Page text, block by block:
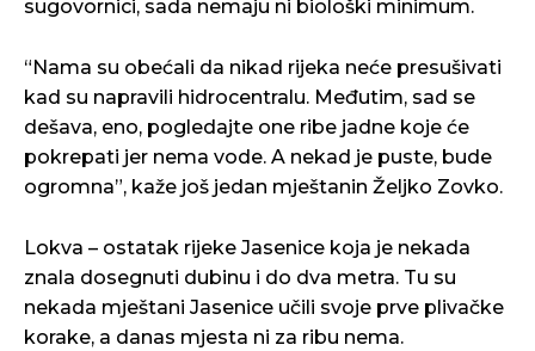
sugovornici, sada nemaju ni biološki minimum.
“Nama su obećali da nikad rijeka neće presušivati
kad su napravili hidrocentralu. Međutim, sad se
dešava, eno, pogledajte one ribe jadne koje će
pokrepati jer nema vode. A nekad je puste, bude
ogromna”, kaže još jedan mještanin Željko Zovko.
Lokva – ostatak rijeke Jasenice koja je nekada
znala dosegnuti dubinu i do dva metra. Tu su
nekada mještani Jasenice učili svoje prve plivačke
korake, a danas mjesta ni za ribu nema.